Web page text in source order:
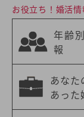
お役立ち！婚活情
年齢
報
あなた
あった